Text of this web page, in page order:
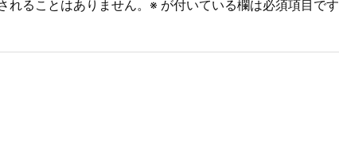
れることはありません。 ※ が付いている欄は必須項目です